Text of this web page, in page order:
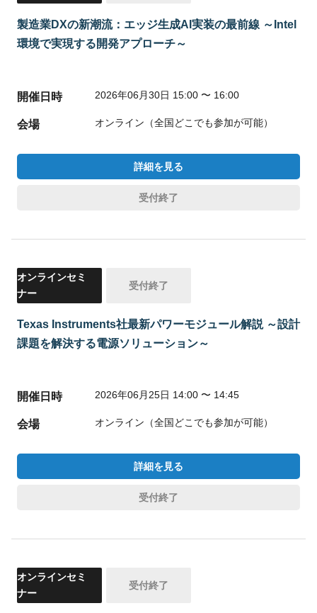
製造業DXの新潮流：エッジ生成AI実装の最前線 ～Intel
環境で実現する開発アプローチ～
開催日時 2026年06月30日 15:00 〜 16:00
会場 オンライン（全国どこでも参加が可能）
詳細を見る
受付終了
オンラインセミ
ナー
受付終了
Texas Instruments社最新パワーモジュール解説 ～設計
課題を解決する電源ソリューション～
開催日時 2026年06月25日 14:00 〜 14:45
会場 オンライン（全国どこでも参加が可能）
詳細を見る
受付終了
オンラインセミ
ナー
受付終了